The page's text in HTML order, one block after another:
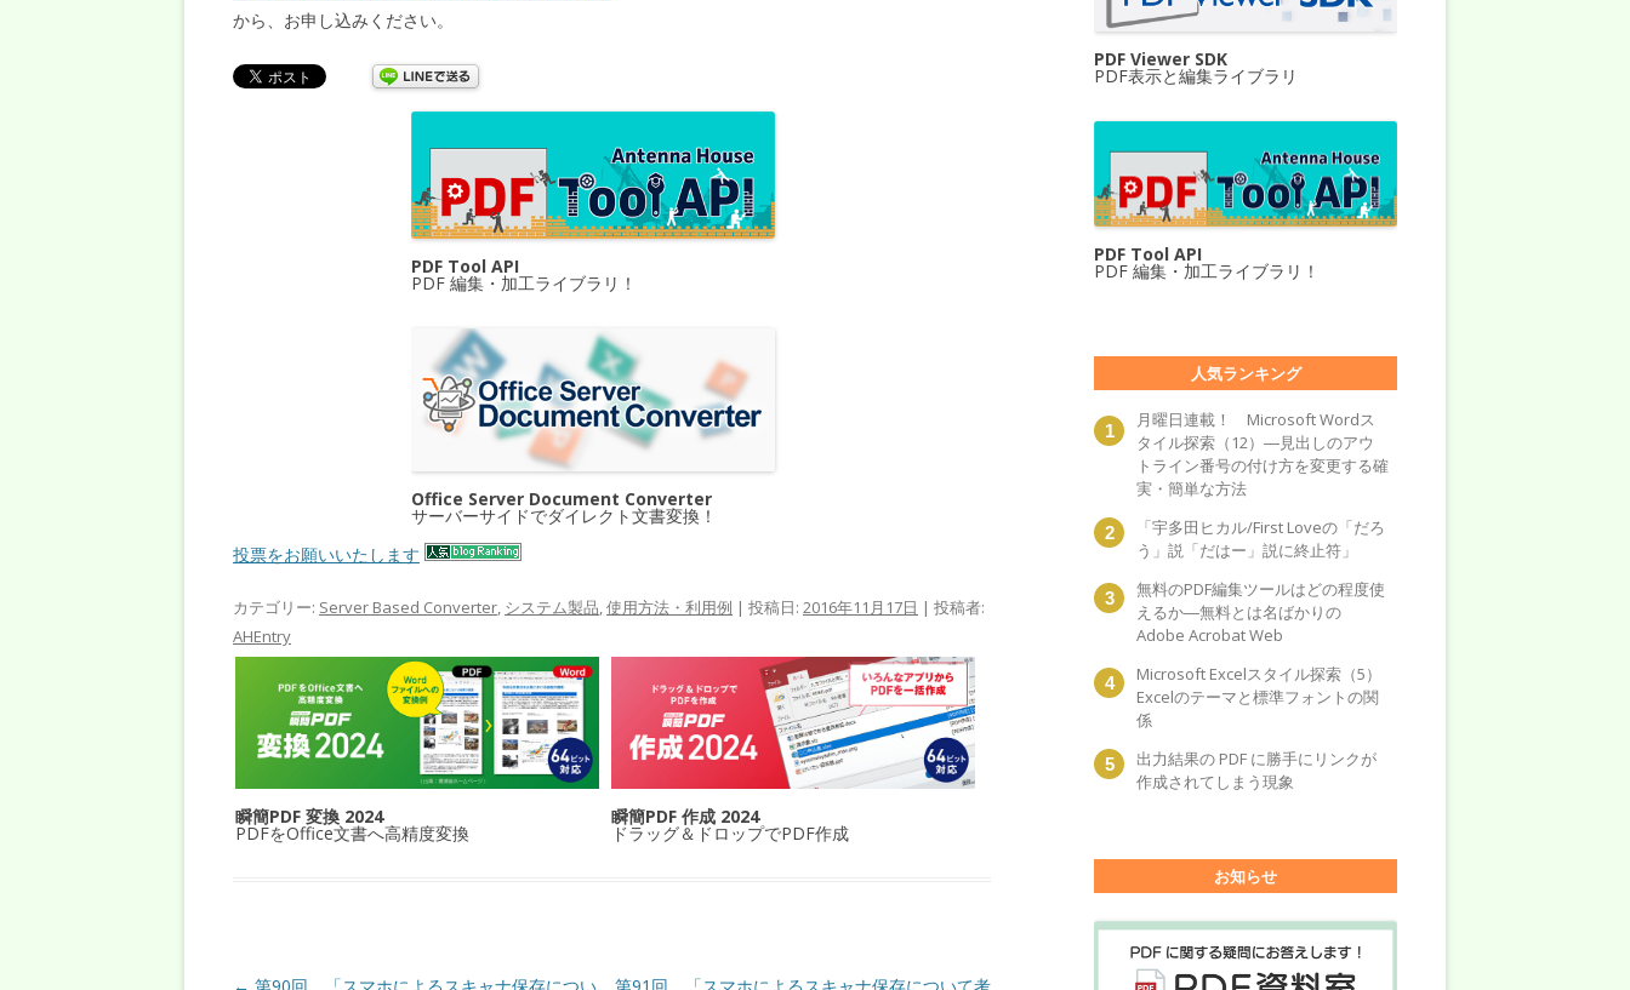
から、お申し込みください。
PDF Tool API
PDF 編集・加工ライブラリ！
Office Server Document Converter
サーバーサイドでダイレクト文書変換！
投票をお願いいたします
カテゴリー: Server Based Converter, システム製品,使用方法・利用例 | 投稿日: 2016年11月17日 | 投稿者:
AHEntry
瞬簡PDF 変換 2024
PDFをOffice文書へ高精度変換
瞬簡PDF 作成 2024
ドラッグ＆ドロップでPDF作成
投稿ナビゲーション
← 第90回 「スマホによるスキャナ保存につい
第91回 「スマホによるスキャナ保存について考
PDF Viewer SDK
PDF表示と編集ライブラリ
PDF Tool API
PDF 編集・加工ライブラリ！
人気ランキング
月曜日連載！ Microsoft Wordス
タイル探索（12）―見出しのアウ
トライン番号の付け方を変更する確
実・簡単な方法
「宇多田ヒカル/First Loveの「だろ
う」説「だはー」説に終止符」
無料のPDF編集ツールはどの程度使
えるか―無料とは名ばかりの
Adobe Acrobat Web
Microsoft Excelスタイル探索（5）
Excelのテーマと標準フォントの関
係
出力結果の PDF に勝手にリンクが
作成されてしまう現象
お知らせ